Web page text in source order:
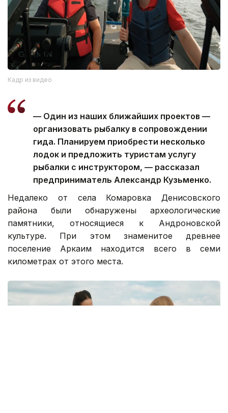
Кадр из видео
— Один из наших ближайших проектов —
организовать рыбалку в сопровождении
гида. Планируем приобрести несколько
лодок и предложить туристам услугу
рыбалки с инструктором, — рассказал
предприниматель Александр Кузьменко.
Недалеко от села Комаровка Денисовского
района были обнаружены археологические
памятники, относящиеся к Андроновской
культуре. При этом знаменитое древнее
поселение Аркаим находится всего в семи
километрах от этого места.